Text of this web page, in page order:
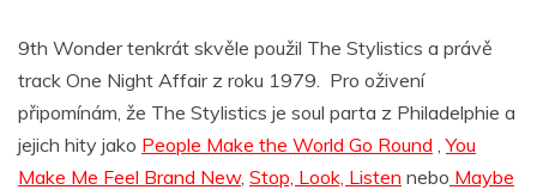
9th Wonder tenkrát skvěle použil The Stylistics a právě
track One Night Affair z roku 1979. Pro oživení
připomínám, že The Stylistics je soul parta z Philadelphie a
jejich hity jako People Make the World Go Round ,You
Make Me Feel Brand New, Stop, Look, Listen nebo Maybe